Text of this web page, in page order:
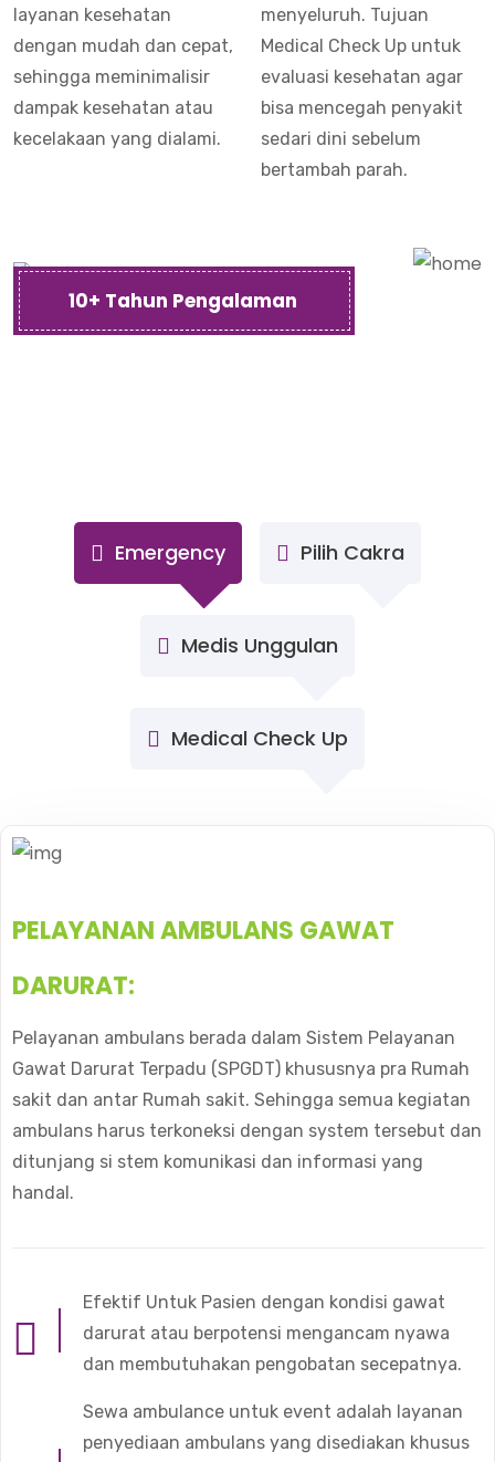
layanan kesehatan
dengan mudah dan cepat,
sehingga meminimalisir
dampak kesehatan atau
kecelakaan yang dialami.
menyeluruh. Tujuan
Medical Check Up untuk
evaluasi kesehatan agar
bisa mencegah penyakit
sedari dini sebelum
bertambah parah.
10+ Tahun Pengalaman
Emergency Pilih Cakra
Medis Unggulan
Medical Check Up
PELAYANAN AMBULANS GAWAT
DARURAT:
Pelayanan ambulans berada dalam Sistem Pelayanan
Gawat Darurat Terpadu (SPGDT) khususnya pra Rumah
sakit dan antar Rumah sakit. Sehingga semua kegiatan
ambulans harus terkoneksi dengan system tersebut dan
ditunjang si stem komunikasi dan informasi yang
handal.
Efektif Untuk Pasien dengan kondisi gawat
darurat atau berpotensi mengancam nyawa
dan membutuhakan pengobatan secepatnya.
Sewa ambulance untuk event adalah layanan
penyediaan ambulans yang disediakan khusus